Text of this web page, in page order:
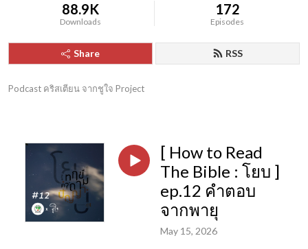
88.9K
Downloads
172
Episodes
Share RSS
Podcast คริสเตียน จากชูใจ Project
[ How to Read
The Bible : โยบ ]
ep.12 คำตอบ
จากพายุ
May 15, 2026